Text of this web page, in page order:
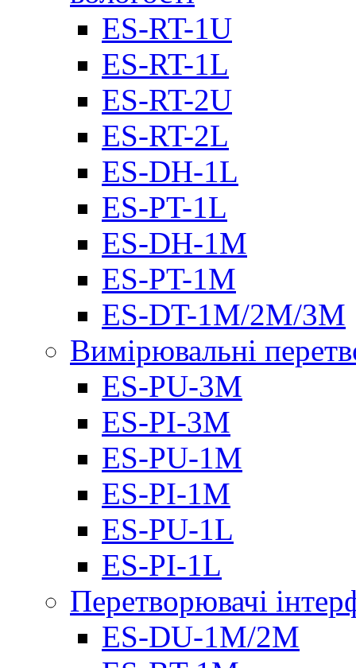
ES-RT-1U
ES-RT-1L
ES-RT-2U
ES-RT-2L
ES-DH-1L
ES-PT-1L
ES-DH-1M
ES-PT-1M
ES-DT-1M/2M/3M
Вимірювальні
ES-PU-3M
ES-PI-3M
ES-PU-1M
ES-PI-1M
ES-PU-1L
ES-PI-1L
Перетворювачі
ES-DU-1M/2M